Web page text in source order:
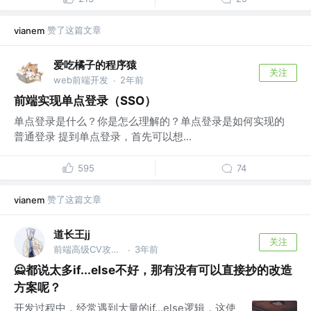
vianem 赞了这篇文章
爱吃橘子的程序猿
web前端开发 · 2年前
关注
前端实现单点登录（SSO）
单点登录是什么？你是怎么理解的？单点登录是如何实现的
普通登录 提到单点登录，首先可以想...
595 74
vianem 赞了这篇文章
道长王jj
前端高级CV攻城狮 · 3年前
关注
🙅‍都说太多if...else不好，那有没有可以直接抄的改造
方案呢？
开发过程中，经常遇到大量的if...else逻辑，这使